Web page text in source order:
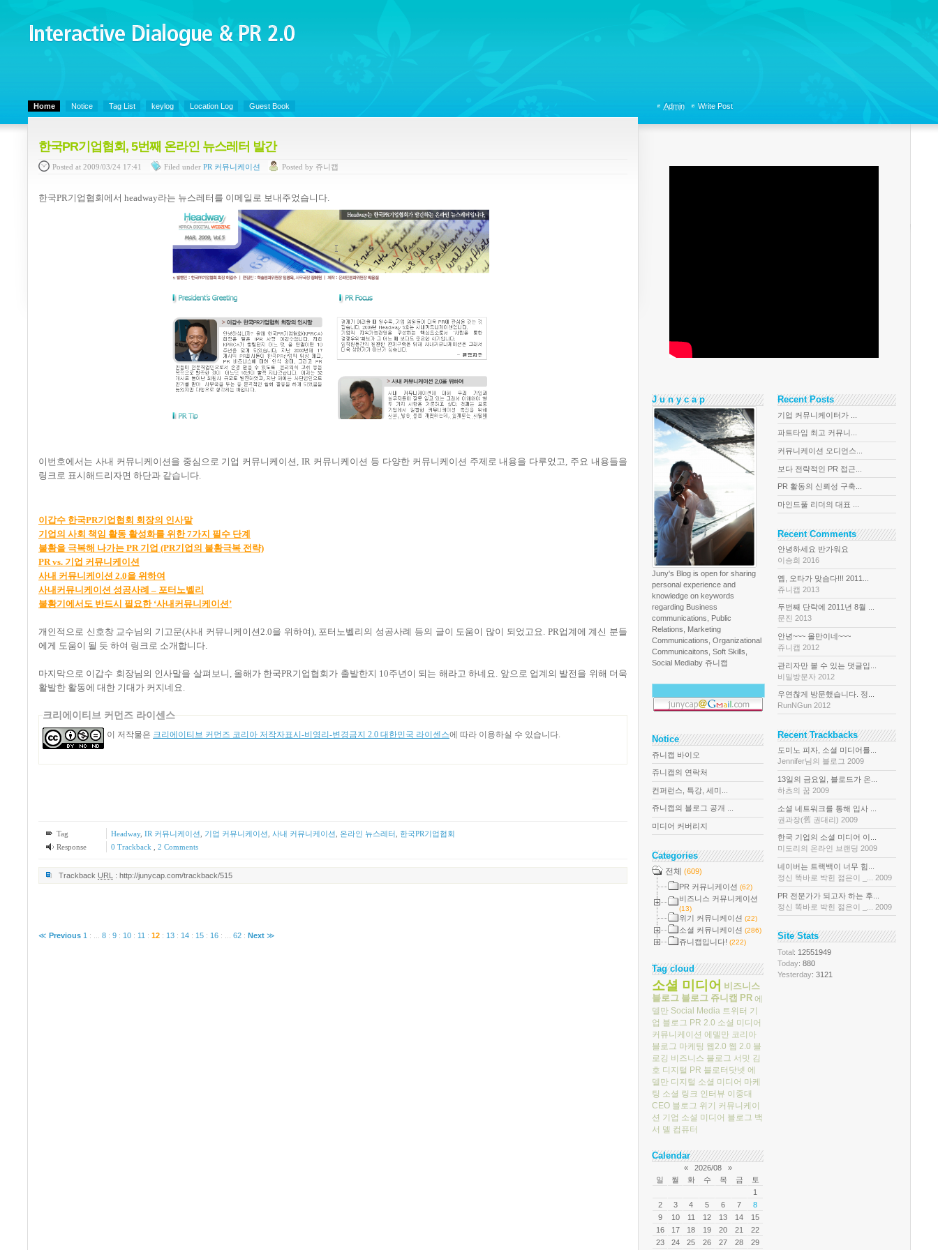
Interactive Dialogue &
PR 2.0
Home Notice Tag List keylog Location Log Guest Book
한국PR기업협회, 5번째 온라인 뉴스레터 발간
Posted at 2009/03/24 17:41 Filed under PR 커뮤니케이션 Posted by 쥬니캡
한국PR기업협회에서 headway라는 뉴스레터를 이메일로 보내주었습니다.
이번호에서는 사내 커뮤니케이션을 중심으로 기업 커뮤니케이션 , IR 커뮤니케이션 등 다양한 커뮤니케이션 주제로 내용을 다루었고, 주요 내용들을
링크로 표시해드리자면 하단과 같습니다.
이 갑수 한국PR기 업 협 회 회 장의 인사말
기업의 사회 책임 활동 활성화를 위한 7가지 필수 단계
불황을 극복해 나가는 PR 기업 (PR기업의 불황극복 전략)
PR vs. 기 업 커 뮤니 케 이 션
사내 커뮤니케이션 2.0을 위하여
사내커뮤니케이션 성공사례 – 포터노벨리
불황기에서도 반드시 필요한 ‘사내커뮤니케이션’
개인적으로 신호창 교수님의 기고문(사내 커뮤니케이션2.0을 위하여), 포터노벨리의 성공사례 등의 글이 도움이 많이 되었고요. PR업계에 계신 분들
에게 도움이 될 듯 하여 링크로 소개합니다.
마지막으로 이갑수 회장님의 인사말을 살펴보니 , 올해가 한국PR기업협회가 출발한지 10주년이 되는 해라고 하네요. 앞으로 업계의 발전을 위해 더욱
활발한 활동에 대한 기대가 커지네요.
크리에이티브 커먼즈 라이센스
이 저작물은 크리에이티브 커먼즈 코리아 저작자표시-비영리-변경금지 2.0 대한민국 라이센스에 따라 이용하실 수 있습니다.
Tag Headway, IR 커뮤니케이션 기업 커뮤니케이션 사내 커뮤니케이션 온라인 뉴스레터
한국PR기업협회
Response
0 Trackback 2 Comments
Trackback URL : http://junycap.com/trackback/515
≪ Previous 1 : 8 : 9 : 10 : 11 : 12 : 13 : 14 : 15 : 16 : 62 : Next ≫
Admin Write Post
J u n y c a p
Juny's Blog is open for sharing
personal experience and
knowledge on keywords
regarding Business
communications, Public
Relations, Marketing
Communications, Organizational
Communicaitons, Soft Skills,
Social Mediaby 쥬니캡
Notice
쥬니캡 바이오
쥬니캡의 연락처
컨퍼런스, 특강, 세미...
쥬니캡의 블로그 공개 ...
미디어 커버리지
Categories
전체 (609)
PR 커뮤니케이션 (62)
비즈니스 커뮤니케이션
(13)
위기 커뮤니케이션 (22)
소셜 커뮤니케이션 (286)
쥬니캡입니다! (222)
Tag cloud
소셜 미디어 비즈니스
블로그 블로그 쥬니캡 PR 에
델만 Social Media 트위터 기
업 블로그 PR 2.0 소셜 미디어
커뮤니케이션 에델만 코리아
블로그 마케팅 웹2.0 웹 2.0 블
로깅 비즈니스 블로그 서밋 김
호 디지털 PR 블로터닷넷 에
델만 디지털 소셜 미디어 마케
팅 소셜 링크 인터뷰 이중대
CEO 블로그 위기 커뮤니케이
션 기업 소셜 미디어 블로그 백
서 델 컴퓨터
Calendar
« 2026/08
»
일
월 화 수 목 금
토
1
2
3 4 5 6 7
8
9
10 11 12 13 14
15
16
17 18 19 20 21
22
23
24 25 26 27 28 29
Recent Posts
기업 커뮤니케이터가 ...
파트타임 최고 커뮤니...
커뮤니케이션 오디언스...
보다 전략적인 PR 접근...
PR 활동의 신뢰성 구축...
마인드풀 리더의 대표 ...
Recent Comments
안녕하세요 반가워요
이승희 2016
옙, 오타가 맞슴다!!! 2011...
쥬니캡 2013
두번째 단락에 2011년 8월 ...
문진 2013
안녕~~~ 올만이네~~~
쥬니캡 2012
관리자만 볼 수 있는 댓글입...
비밀방문자 2012
우연찮게 방문했습니다. 정...
RunNGun 2012
Recent Trackbacks
도미노 피자, 소셜 미디어를...
Jennifer님의 블로그 2009
13일의 금요일, 블로드가 온...
하츠의 꿈 2009
소셜 네트워크를 통해 입사 ...
권과장(舊 권대리) 2009
한국 기업의 소셜 미디어 이...
미도리의 온라인 브랜딩 2009
네이버는 트랙백이 너무 힘...
정신 똑바로 박힌 젊은이 _... 2009
PR 전문가가 되고자 하는 후...
정신 똑바로 박힌 젊은이 _... 2009
Site Stats
Total: 12551949
Today: 880
Yesterday: 3121